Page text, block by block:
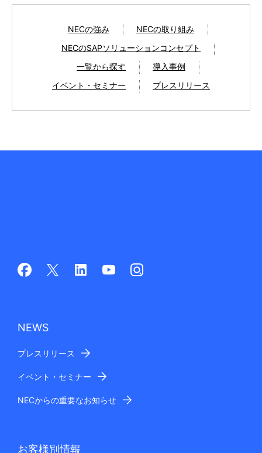
NECの強み
NECの取り組み
NECのSAPソリューションコンセプト
一覧から探す
導入事例
イベント・セミナー
プレスリリース
NEWS
プレスリリース
イベント・セミナー
NECからの重要なお知らせ
お客様別情報